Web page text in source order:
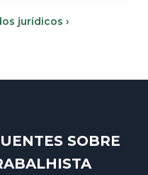
jurídicos ›
SOBRE